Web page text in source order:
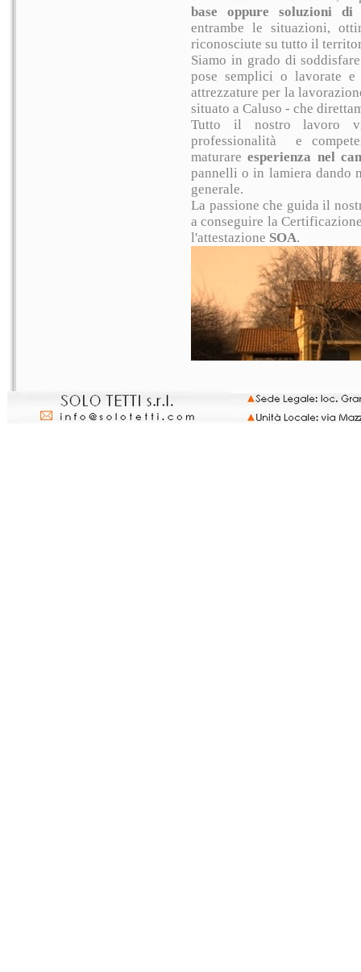
base oppure soluzioni di
entrambe le situazioni,
riconosciute su tutto il
Siamo in grado di
pose semplici o lavorate
attrezzature per la
situato a Caluso - che
Tutto il nostro lavoro
professionalità e
maturareesperienza nel
pannelli o in lamiera dando
generale.
La passione che guida il
a conseguire la
l'attestazione SOA.